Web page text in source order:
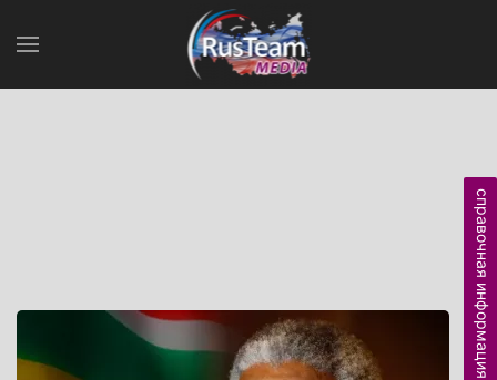
справочная информация